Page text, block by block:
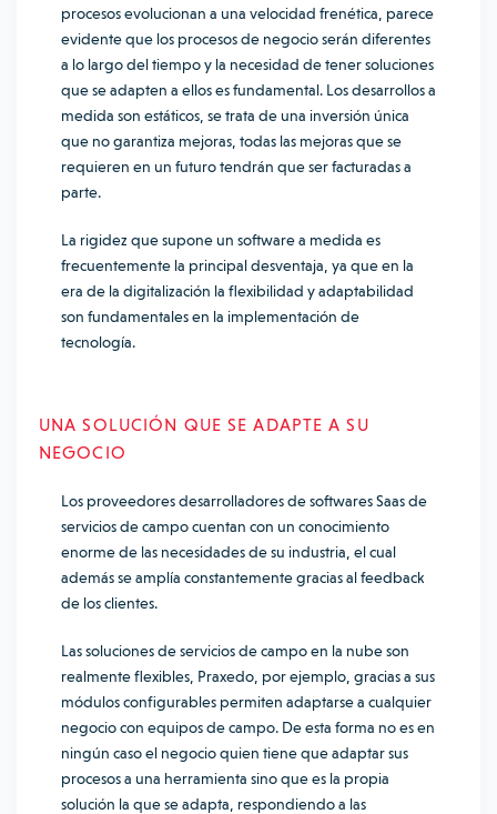
procesos evolucionan a una velocidad frenética, parece
evidente que los procesos de negocio serán diferentes
a lo largo del tiempo y la necesidad de tener soluciones
que se adapten a ellos es fundamental. Los desarrollos a
medida son estáticos, se trata de una inversión única
que no garantiza mejoras, todas las mejoras que se
requieren en un futuro tendrán que ser facturadas a
parte.
La rigidez que supone un software a medida es
frecuentemente la principal desventaja, ya que en la
era de la digitalización la flexibilidad y adaptabilidad
son fundamentales en la implementación de
tecnología.
UNA SOLUCIÓN QUE SE ADAPTE A SU
NEGOCIO
Los proveedores desarrolladores de softwares Saas de
servicios de campo cuentan con un conocimiento
enorme de las necesidades de su industria, el cual
además se amplía constantemente gracias al feedback
de los clientes.
Las soluciones de servicios de campo en la nube son
realmente flexibles, Praxedo, por ejemplo, gracias a sus
módulos configurables permiten adaptarse a cualquier
negocio con equipos de campo. De esta forma no es en
ningún caso el negocio quien tiene que adaptar sus
procesos a una herramienta sino que es la propia
solución la que se adapta, respondiendo a las